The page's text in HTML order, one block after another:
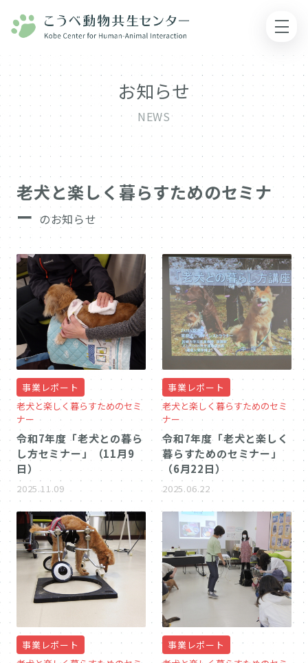
お知らせ
NEWS
老犬と楽しく暮らすためのセミナ
ー のお知らせ
事業レポート
老犬と楽しく暮らすためのセミ
ナー
令和7年度「老犬との暮ら
し方セミナー」（11月9
日）
2025.11.09
事業レポート
老犬と楽しく暮らすためのセミ
ナー
令和7年度「老犬と楽しく
暮らすためのセミナー」
（6月22日）
2025.06.22
事業レポート
事業レポート